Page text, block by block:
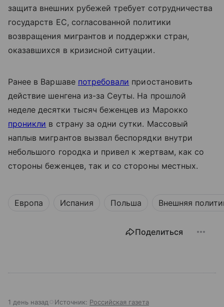
защита внешних рубежей требует сотрудничества
государств ЕС, согласованной политики
возвращения мигрантов и поддержки стран,
оказавшихся в кризисной ситуации.
Ранее в Варшаве потребовали приостановить
действие шенгена из-за Сеуты. На прошлой
неделе десятки тысяч беженцев из Марокко
проникли в страну за одни сутки. Массовый
наплыв мигрантов вызвал беспорядки внутри
небольшого городка и привел к жертвам, как со
стороны беженцев, так и со стороны местных.
Европа Испания Польша Внешняя
Поделиться
1 день назад Источник: Российская газета